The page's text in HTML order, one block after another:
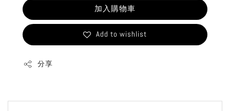
加入購物車
Add to wishlist
分享